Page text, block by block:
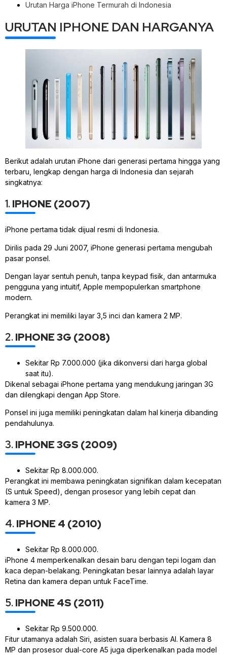
Urutan Harga iPhone Termurah di Indonesia
URUTAN IPHONE DAN HARGANYA
Berikut adalah urutan iPhone dari generasi pertama hingga yang
terbaru, lengkap dengan harga di Indonesia dan sejarah
singkatnya:
1.IPHONE (2007)
iPhone pertama tidak dijual resmi di Indonesia.
Dirilis pada 29 Juni 2007, iPhone generasi pertama mengubah
pasar ponsel.
Dengan layar sentuh penuh, tanpa keypad fisik, dan antarmuka
pengguna yang intuitif, Apple mempopulerkan smartphone
modern.
Perangkat ini memiliki layar 3,5 inci dan kamera 2 MP.
2.IPHONE 3G (2008)
Sekitar Rp 7.000.000 (jika dikonversi dari harga global
saat itu).
Dikenal sebagai iPhone pertama yang mendukung jaringan 3G
dan dilengkapi dengan App Store.
Ponsel ini juga memiliki peningkatan dalam hal kinerja dibanding
pendahulunya.
3.IPHONE 3GS (2009)
Sekitar Rp 8.000.000.
Perangkat ini membawa peningkatan signifikan dalam kecepatan
(S untuk Speed), dengan prosesor yang lebih cepat dan
kamera 3 MP.
4.IPHONE 4 (2010)
Sekitar Rp 8.000.000.
iPhone 4 memperkenalkan desain baru dengan tepi logam dan
kaca depan-belakang. Peningkatan besar lainnya adalah layar
Retina dan kamera depan untuk FaceTime.
5.IPHONE 4S (2011)
Sekitar Rp 9.500.000.
Fitur utamanya adalah Siri, asisten suara berbasis AI. Kamera 8
MP dan prosesor dual-core A5 juga diperkenalkan pada model